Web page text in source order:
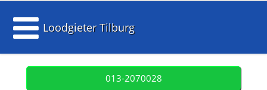
Loodgieter Tilburg
013-2070028